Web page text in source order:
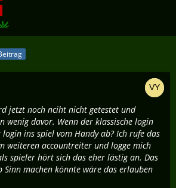
jetzt noch nciht nicht getestet und
wenig davor. Wenn der klassische login
ins spiel vom Handy ab? Ich rufe das
weiteren accountreiter und logge mich
spieler hört sich das eher lästig an. Das
Sinn machen könnte wäre das erlauben